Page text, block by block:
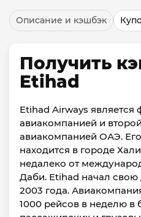
Описание и кэшбэк
Получить
Etihad
Etihad Airways является
авиакомпанией и
авиакомпанией ОАЭ.
находится в городе
недалеко от
Даби. Etihad начал свою
2003 года.
1000 рейсов в неделю в